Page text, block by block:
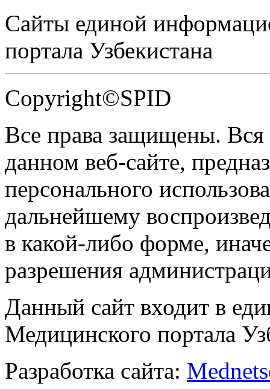
Сайты единой
портала Узбекистана
Copyright©SPID
Все права защищены.
данном веб-сайте,
персонального
дальнейшему
в какой-либо форме,
разрешения
Данный сайт входит в
Медицинского портала
Разработка сайта: